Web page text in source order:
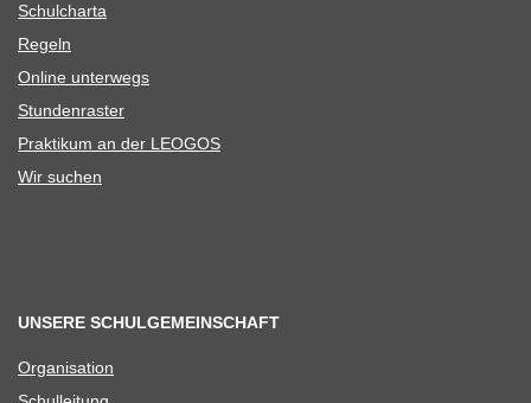
Schul­charta
Regeln
Online unter­wegs
Stun­den­ras­ter
Prak­ti­kum an der LEOGOS
Wir suchen
UNSERE SCHULGEMEINSCHAFT
Orga­ni­sa­tion